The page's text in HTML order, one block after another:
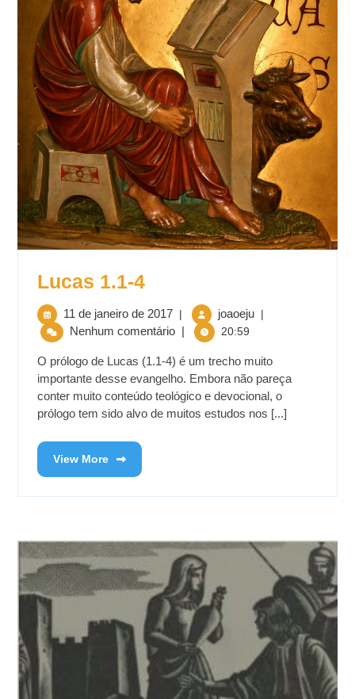
Lucas 1.1-4
11 de janeiro de 2017 | joaoeju |
Nenhum comentário | 20:59
O prólogo de Lucas (1.1-4) é um trecho muito
importante desse evangelho. Embora não pareça
conter muito conteúdo teológico e devocional, o
prólogo tem sido alvo de muitos estudos nos [...]
View More